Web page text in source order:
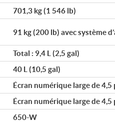
701,3 kg (1 546 lb)
91 kg (200 lb) avec système
Total : 9,4 L (2,5 gal)
40 L (10,5 gal)
Écran numérique large de 4,5
Écran numérique large de 4,5
650-W